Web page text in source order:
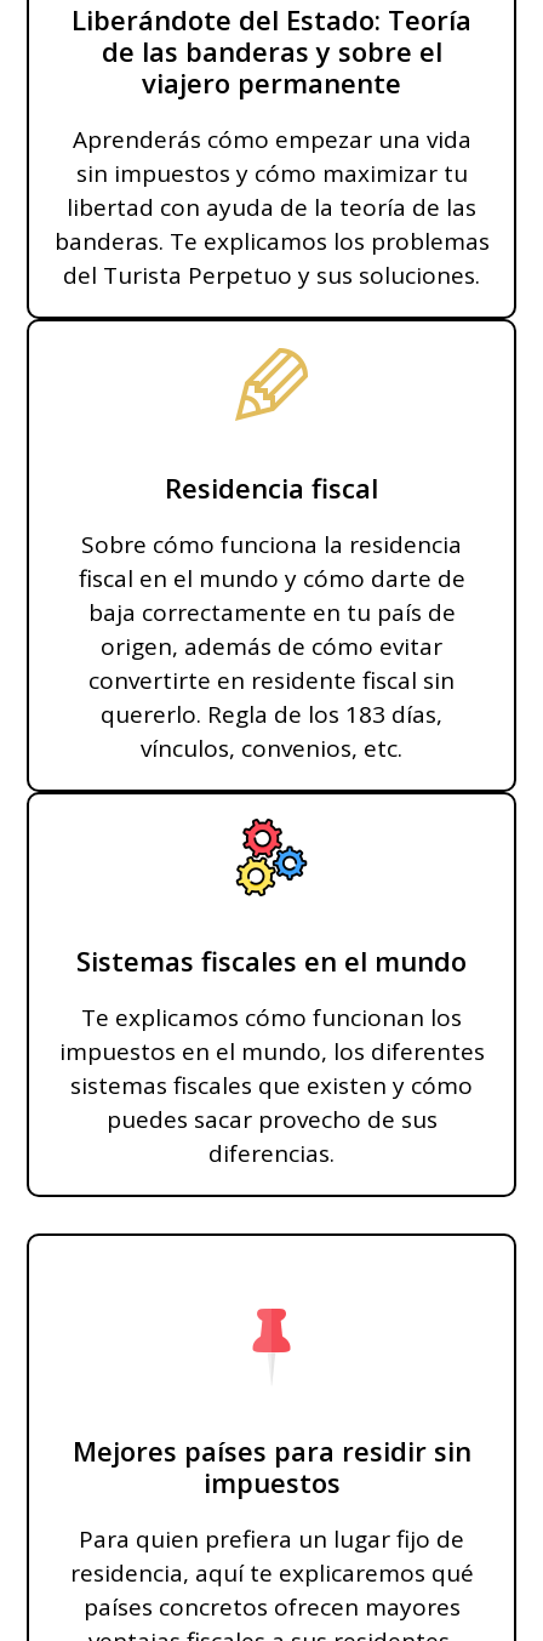
Liberándote del Estado: Teoría
de las banderas y sobre el
viajero permanente
Aprenderás cómo empezar una vida
sin impuestos y cómo maximizar tu
libertad con ayuda de la teoría de las
banderas. Te explicamos los problemas
del Turista Perpetuo y sus soluciones.
Residencia fiscal
Sobre cómo funciona la residencia
fiscal en el mundo y cómo darte de
baja correctamente en tu país de
origen, además de cómo evitar
convertirte en residente fiscal sin
quererlo. Regla de los 183 días,
vínculos, convenios, etc.
Sistemas fiscales en el mundo
Te explicamos cómo funcionan los
impuestos en el mundo, los diferentes
sistemas fiscales que existen y cómo
puedes sacar provecho de sus
diferencias.
Mejores países para residir sin
impuestos
Para quien prefiera un lugar fijo de
residencia, aquí te explicaremos qué
países concretos ofrecen mayores